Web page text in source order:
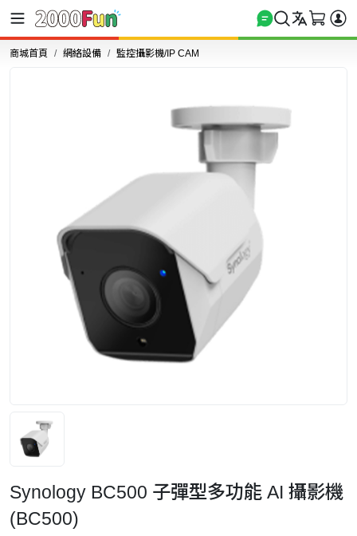
商城首頁 網絡設備 監控攝影機/IP CAM
Synology BC500 子彈型多功能 AI 攝影機
(BC500)